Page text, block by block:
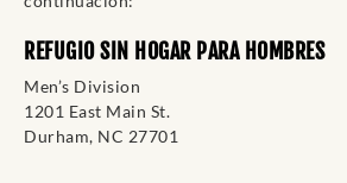
REFUGIO SIN HOGAR PARA HOMBRES
Men’s Division
1201 East Main St.
Durham, NC 27701